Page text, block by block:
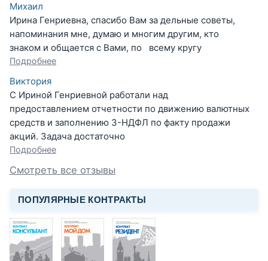
Михаил
Ирина Генриевна, спасибо Вам за дельные советы,
напоминания мне, думаю и многим другим, кто
знаком и общается с Вами, по всему кругу
Подробнее
Виктория
С Ириной Генриевной работали над
предоставлением отчетности по движению валютных
средств и заполнению 3-НДФЛ по факту продажи
акций. Задача достаточно
Подробнее
Смотреть все отзывы
ПОПУЛЯРНЫЕ КОНТРАКТЫ